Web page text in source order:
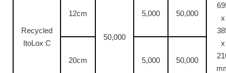
Recycled
ItoLox C
12cm
50,000
5,000 50,000
x
x
20cm 5,000 50,000